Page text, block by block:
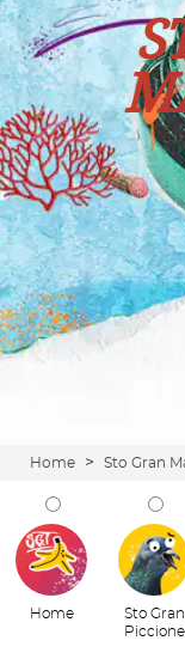
Home > Sto Gran
Home
Sto Gran
Piccione